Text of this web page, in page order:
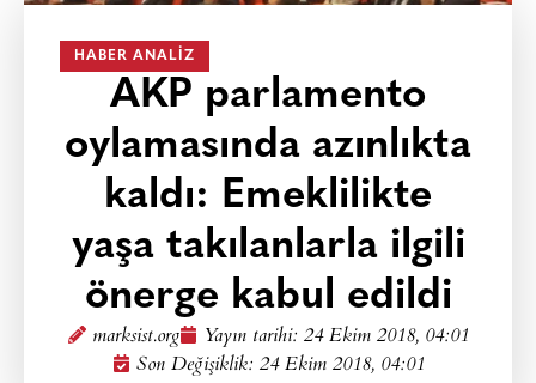
HABER ANALIZ
AKP parlamento
oylamasında azınlıkta
kaldı: Emeklilikte
yaşa takılanlarla ilgili
önerge kabul edildi
marksist.org Yayın tarihi: 24 Ekim 2018, 04:01
Son Değişiklik: 24 Ekim 2018, 04:01